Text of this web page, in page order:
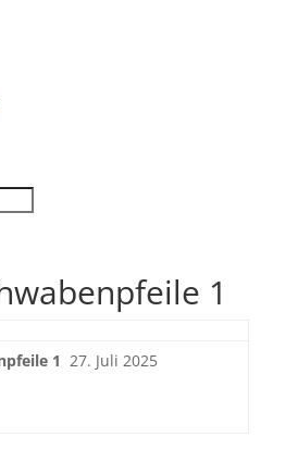
1
1 27. Juli 2025